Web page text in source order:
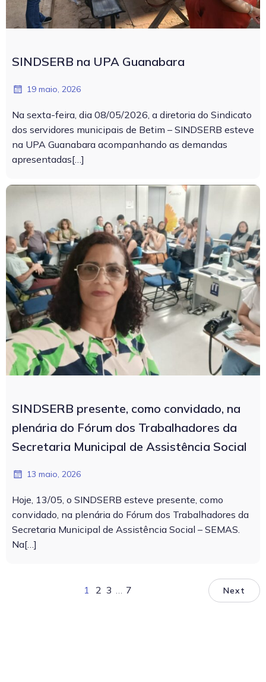
SINDSERB na UPA Guanabara
19 maio, 2026
Na sexta-feira, dia 08/05/2026, a diretoria do Sindicato
dos servidores municipais de Betim – SINDSERB esteve
na UPA Guanabara acompanhando as demandas
apresentadas[…]
SINDSERB presente, como convidado, na
plenária do Fórum dos Trabalhadores da
Secretaria Municipal de Assistência Social
13 maio, 2026
Hoje, 13/05, o SINDSERB esteve presente, como
convidado, na plenária do Fórum dos Trabalhadores da
Secretaria Municipal de Assistência Social – SEMAS.
Na[…]
1 2 3 … 7 Next